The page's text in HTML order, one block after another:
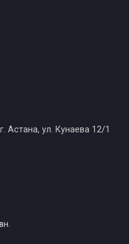
Астана, ул. Кунаева 12/1